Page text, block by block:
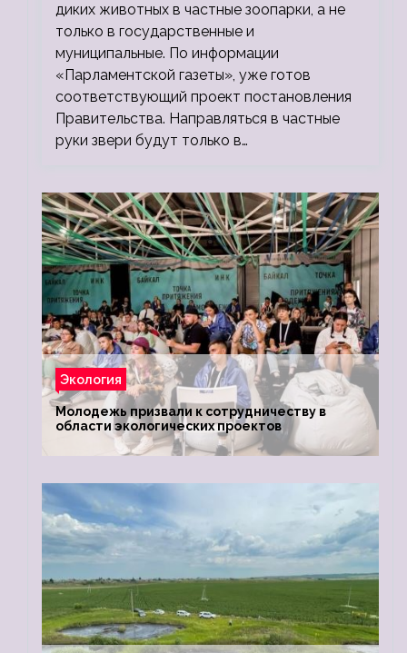
диких животных в частные зоопарки, а не
только в государственные и
муниципальные. По информации
«Парламентской газеты», уже готов
соответствующий проект постановления
Правительства. Направляться в частные
руки звери будут только в…
Экология
Молодежь призвали к сотрудничеству в
области экологических проектов